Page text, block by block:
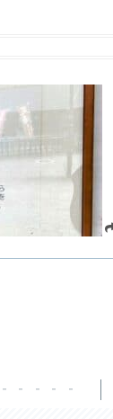
‐‐‐‐‐